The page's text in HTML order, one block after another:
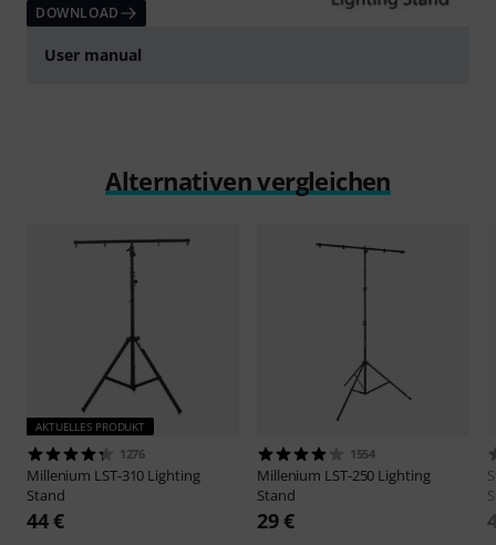
DOWNLOAD
User manual
Alternativen vergleichen
AKTUELLES PRODUKT
1276
Millenium LST-310 Lighting
Stand
44 €
1554
Millenium LST-250 Lighting
Stand
29 €